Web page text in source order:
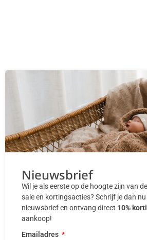
Nieuwsbrief
Wil je als eerste op de hoogte zijn van
sale en kortingsacties? Schrijf je dan
nieuwsbrief en ontvang direct 10%
aankoop!
Emailadres